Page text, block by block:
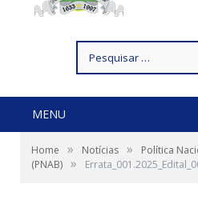
por:
MENU
Home » Notícias »
Política
(PNAB) »